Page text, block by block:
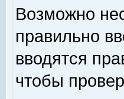
Возможно
правильно
вводятся
чтобы